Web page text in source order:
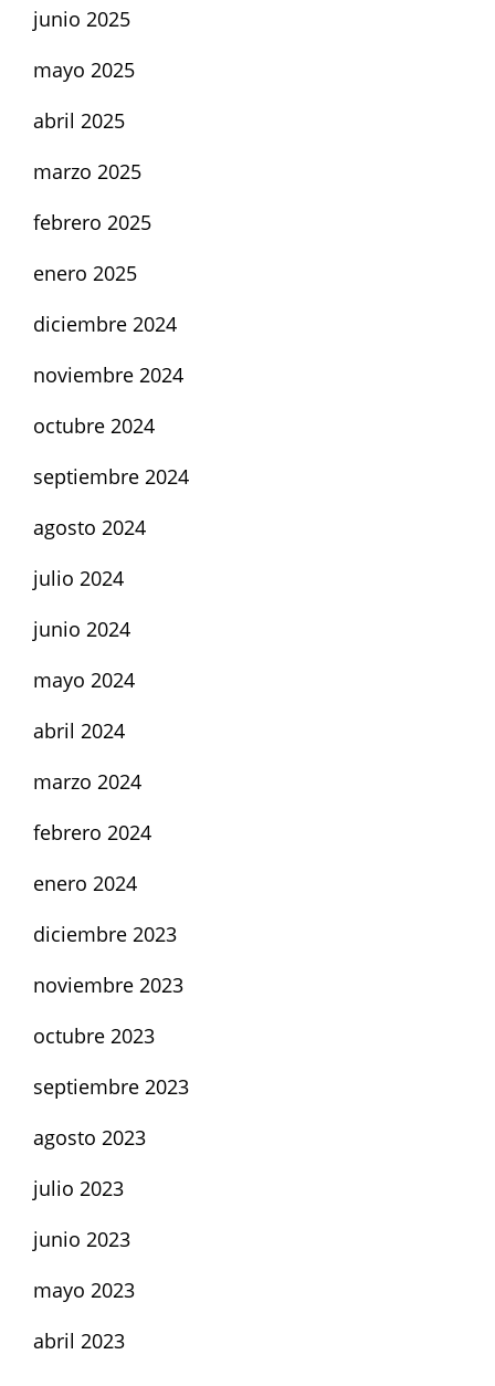
junio 2025
mayo 2025
abril 2025
marzo 2025
febrero 2025
enero 2025
diciembre 2024
noviembre 2024
octubre 2024
septiembre 2024
agosto 2024
julio 2024
junio 2024
mayo 2024
abril 2024
marzo 2024
febrero 2024
enero 2024
diciembre 2023
noviembre 2023
octubre 2023
septiembre 2023
agosto 2023
julio 2023
junio 2023
mayo 2023
abril 2023